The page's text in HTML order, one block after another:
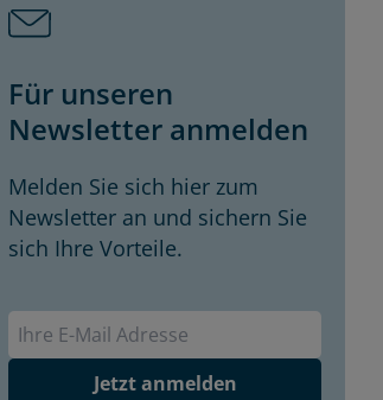
Für unseren
Newsletter anmelden
Melden Sie sich hier zum
Newsletter an und sichern Sie
sich Ihre Vorteile.
Jetzt anmelden